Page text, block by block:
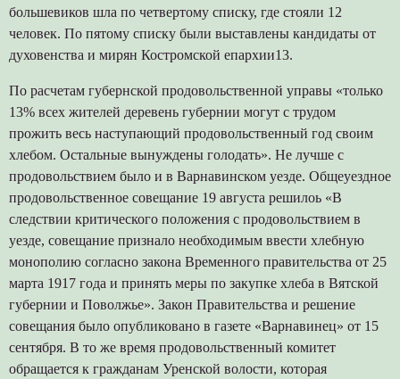
большевиков шла по четвертому списку, где стояли 12
человек. По пятому списку были выставлены кандидаты от
духовенства и мирян Костромской епархии13.
По расчетам губернской продовольственной управы «только
13% всех жителей деревень губернии могут с трудом
прожить весь наступающий продовольственный год своим
хлебом. Остальные вынуждены голодать». Не лучше с
продовольствием было и в Варнавинском уезде. Общеуездное
продовольственное совещание 19 августа решилоь «В
следствии критического положения с продовольствием в
уезде, совещание признало необходимым ввести хлебную
монополию согласно закона Временного правительства от 25
марта 1917 года и принять меры по закупке хлеба в Вятской
губернии и Поволжье». Закон Правительства и решение
совещания было опубликовано в газете «Варнавинец» от 15
сентября. В то же время продовольственный комитет
обращается к гражданам Уренской волости, которая